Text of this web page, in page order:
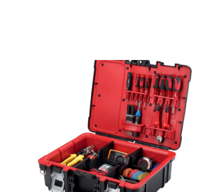
Όσο απαραίτητο είναι το φαρμακείο σε ένα σπίτι,
άλλο τόσο είναι και μία εργαλειοθήκη. Δεν κοστίζει
ακριβά και σας γλιτώνει από πολλούς
πονοκεφάλους που προκύπτουν στο σπίτι και
χρειάζονται άμεση επέμβαση. Είναι σίγουρα
απαραίτητη σε κάθε μετακόμιση.
Μπορείτε να ξεκινήσετε από τα βασικά και με το
πέρασμα του χρόνου, ανάλογα και με το μεράκι σας